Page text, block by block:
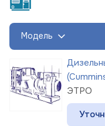
Модель
ЭТРО